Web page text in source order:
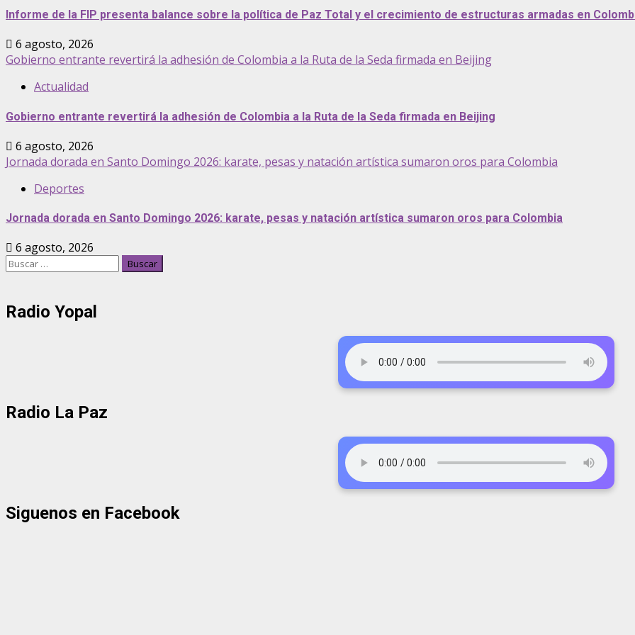
Informe de la FIP presenta balance sobre la política de Paz Total y el crecimiento de estructuras armadas en
6 agosto, 2026
Gobierno entrante revertirá la adhesión de Colombia a la Ruta de la Seda firmada en Beijing
Actualidad
Gobierno entrante revertirá la adhesión de Colombia a la Ruta de la Seda firmada en Beijing
6 agosto, 2026
Jornada dorada en Santo Domingo 2026: karate, pesas y natación artística sumaron oros para Colombia
Deportes
Jornada dorada en Santo Domingo 2026: karate, pesas y natación artística sumaron oros para Colombia
6 agosto, 2026
Buscar:
Radio Yopal
Radio La Paz
Siguenos en Facebook